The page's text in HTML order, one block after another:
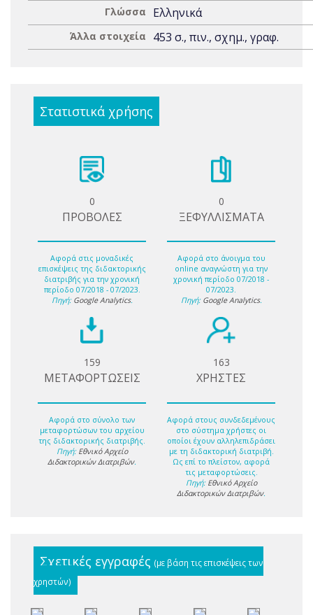
Γλώσσα Ελληνικά
Άλλα στοιχεία 453 σ., πιν., σχημ., γραφ.
Στατιστικά χρήσης
0
ΠΡΟΒΟΛΕΣ
Αφορά στις μοναδικές
επισκέψεις της διδακτορικής
διατριβής για την χρονική
περίοδο 07/2018 - 07/2023.
Πηγή: Google Analytics.
0
ΞΕΦΥΛΛΙΣΜΑΤΑ
Αφορά στο άνοιγμα του
online αναγνώστη για την
χρονική περίοδο 07/2018 -
07/2023.
Πηγή: Google Analytics.
159
ΜΕΤΑΦΟΡΤΩΣΕΙΣ
Αφορά στο σύνολο των
μεταφορτώσων του αρχείου
της διδακτορικής διατριβής.
Πηγή: Εθνικό Αρχείο
Διδακτορικών Διατριβών.
163
ΧΡΗΣΤΕΣ
Αφορά στους συνδεδεμένους
στο σύστημα χρήστες οι
οποίοι έχουν αλληλεπιδράσει
με τη διδακτορική διατριβή.
Ως επί το πλείστον, αφορά
τις μεταφορτώσεις.
Πηγή: Εθνικό Αρχείο
Διδακτορικών Διατριβών.
Σχετικές εγγραφές (με βάση τις επισκέψεις των
χρηστών)